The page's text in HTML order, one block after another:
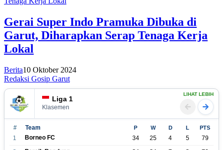
Gerai Super Indo Pramuka Dibuka di
Garut, Diharapkan Serap Tenaga Kerja
Lokal
Berita10 Oktober 2024
Redaksi Gosip Garut
Liga 1
Klasemen
LIHAT LEBIH
# Team P W D L PTS
1 Borneo FC 34 25 4 5
79